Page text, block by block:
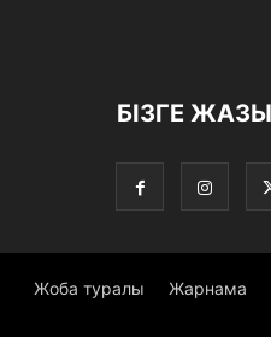
БІЗГЕ
Жоба туралы Жарнама